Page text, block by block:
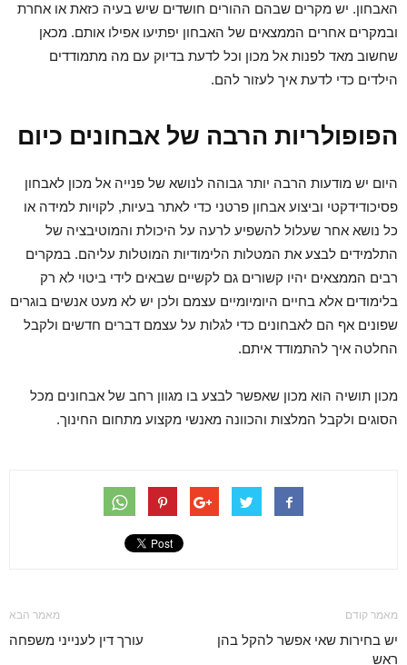
האבחון. יש מקרים שבהם ההורים חושדים שיש בעיה כזאת או אחרת
ובמקרים אחרים הממצאים של האבחון יפתיעו אפילו אותם. מכאן
שחשוב מאד לפנות אל מכון וכל לדעת בדיוק עם מה מתמודדים
הילדים כדי לדעת איך לעזור להם.
הפופולריות הרבה של אבחונים כיום
היום יש מודעות הרבה יותר גבוהה לנושא של פנייה אל מכון לאבחון
פסיכודידקטי וביצוע אבחון פרטני כדי לאתר בעיות, לקויות למידה או
כל נושא אחר שעלול להשפיע לרעה על היכולת והמוטיבציה של
התלמידים לבצע את המטלות הלימודיות המוטלות עליהם. במקרים
רבים הממצאים יהיו קשורים גם לקשיים שבאים לידי ביטוי לא רק
בלימודים אלא בחיים היומיומיים עצמם ולכן יש לא מעט אנשים בוגרים
שפונים אף הם לאבחונים כדי לגלות על עצמם דברים חדשים ולקבל
החלטה איך להתמודד איתם.
מכון תושיה הוא מכון שאפשר לבצע בו מגוון רחב של אבחונים מכל
הסוגים ולקבל המלצות והכוונה מאנשי מקצוע מתחום החינוך.
מאמר קודם
יש בחירות שאי אפשר להקל בהן
ראש
מאמר הבא
עורך דין לענייני משפחה